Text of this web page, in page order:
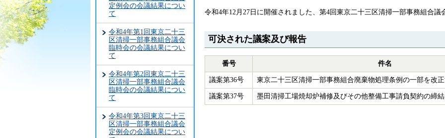
定例会の会議結果につい
て
令和4年第1回東京二十三
区清掃一部事務組合議会
臨時会の会議結果につい
て
令和4年第2回東京二十三
区清掃一部事務組合議会
臨時会の会議結果につい
て
令和4年第3回東京二十三
区清掃一部事務組合議会
定例会の会議結果につい
令和4年12月27日に開催されました、第4回東京二十三区清掃一部事務組合議
可決された議案及び報告
番号 件名
議案第36号 東京二十三区清掃一部事務組合廃棄物処理条例の一部を改正
議案第37号 墨田清掃工場焼却炉補修及びその他整備工事請負契約の締